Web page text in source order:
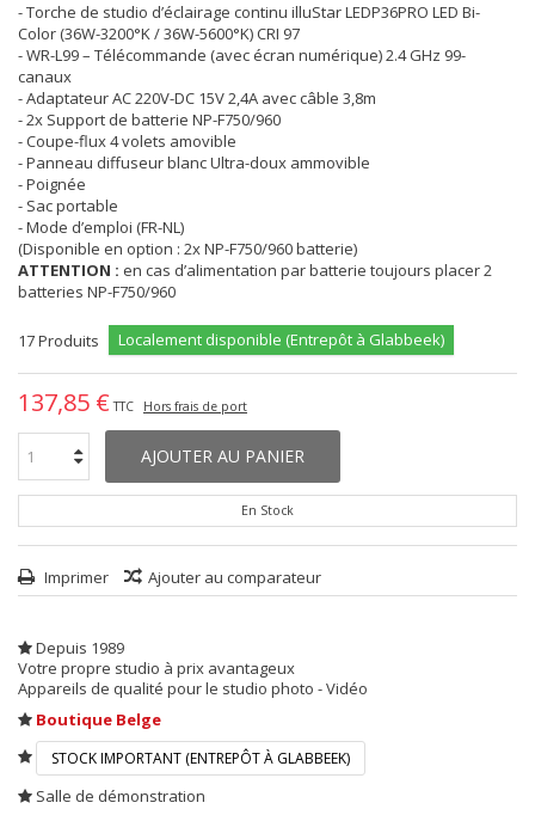
- Torche de studio d’éclairage continu illuStar LEDP36PRO LED Bi-
Color (36W-3200°K / 36W-5600°K) CRI 97
- WR-L99 – Télécommande (avec écran numérique) 2.4 GHz 99-
canaux
- Adaptateur AC 220V-DC 15V 2,4A avec câble 3,8m
- 2x Support de batterie NP-F750/960
- Coupe-flux 4 volets amovible
- Panneau diffuseur blanc Ultra-doux ammovible
- Poignée
- Sac portable
- Mode d’emploi (FR-NL)
(Disponible en option : 2x NP-F750/960 batterie)
ATTENTION : en cas d’alimentation par batterie toujours placer 2
batteries NP-F750/960
17Produits Localement disponible (Entrepôt à Glabbeek)
137,85 € TTC Hors frais de port
AJOUTER AU PANIER
En Stock
Imprimer Ajouter au comparateur
Depuis 1989
Votre propre studio à prix avantageux
Appareils de qualité pour le studio photo - Vidéo
Boutique Belge
STOCK IMPORTANT (ENTREPÔT À GLABBEEK)
Salle de démonstration